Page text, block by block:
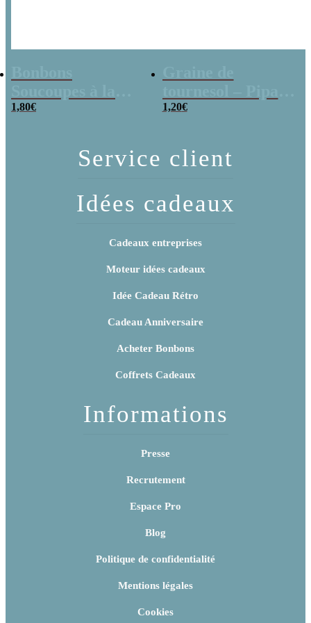
poudre (x20)
1,80€
x 3
1,20€
Service client
Idées cadeaux
Cadeaux entreprises
Moteur idées cadeaux
Idée Cadeau Rétro
Cadeau Anniversaire
Acheter Bonbons
Coffrets Cadeaux
Informations
Presse
Recrutement
Espace Pro
Blog
Politique de confidentialité
Mentions légales
Cookies